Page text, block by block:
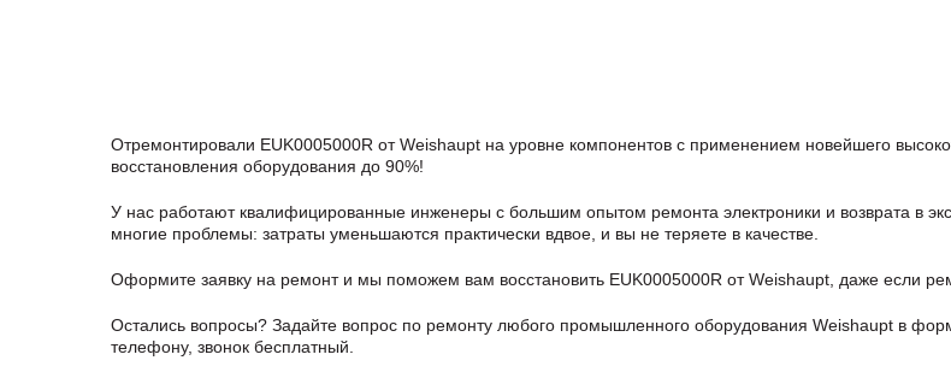
Отремонтировали EUK0005000R от Weishaupt на уровне компонентов с применением новейшего
восстановления оборудования до 90%!
У нас работают квалифицированные инженеры с большим опытом ремонта электроники и возврата в
многие проблемы: затраты уменьшаются практически вдвое, и вы не теряете в качестве.
Оформите заявку на ремонт и мы поможем вам восстановить EUK0005000R от Weishaupt, даже если
Остались вопросы? Задайте вопрос по ремонту любого промышленного оборудования Weishaupt в
телефону, звонок бесплатный.